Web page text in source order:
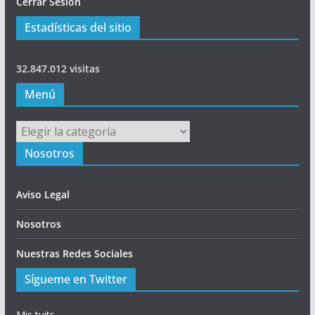
Estadísticas del sitio
32.847.012 visitas
Menú
Menú
Nosotros
Aviso Legal
Nosotros
Nuestras Redes Sociales
Sígueme en Twitter